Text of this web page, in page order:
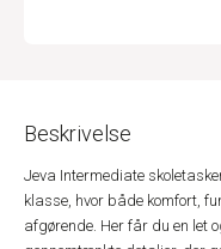
Beskrivelse
Jeva Intermediate
klasse, hvor både komfort,
afgørende. Her får du en let